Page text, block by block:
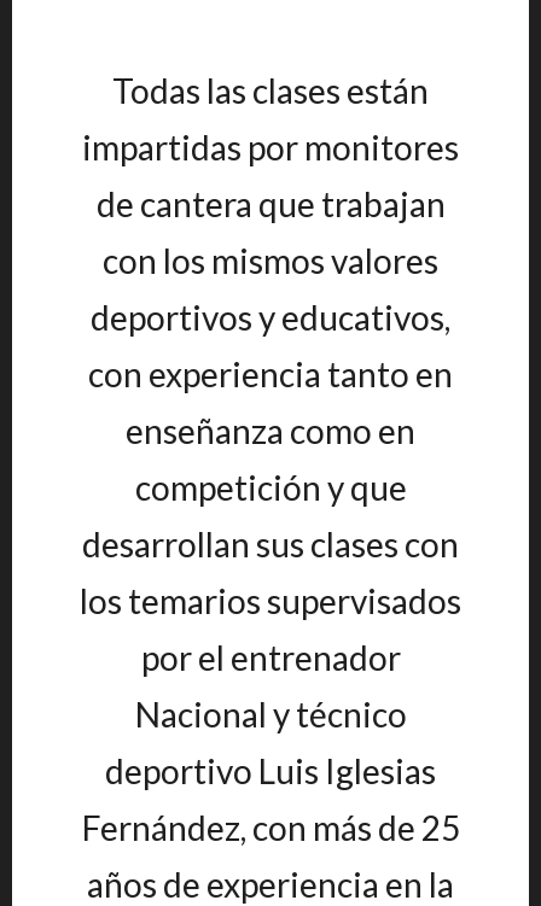
Todas las clases están
impartidas por monitores
de cantera que trabajan
con los mismos valores
deportivos y educativos,
con experiencia tanto en
enseñanza como en
competición y que
desarrollan sus clases con
los temarios supervisados
por el entrenador
Nacional y técnico
deportivo Luis Iglesias
Fernández, con más de 25
años de experiencia en la